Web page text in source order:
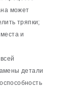
может
тряпки;
и
детали